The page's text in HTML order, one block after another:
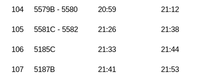
104 5579B - 5580 20:59 21:12
105 5581C - 5582 21:26 21:38
106 5185C 21:33 21:44
107 5187B 21:41 21:53